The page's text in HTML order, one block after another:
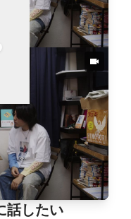
スターの自己プロデ
。神話化・断罪・自
の心をえぐる音楽映
のリアルな葛藤と
間。⏱️ 今週の目次0
映画『Micha
「キング・オ
憶00:09:13 1台500
響体験00:16:36 理
現代の「洋楽離れ」
狂。生ける伝説の
MVの歴史はここか
葛藤。賛否両論の
話したい